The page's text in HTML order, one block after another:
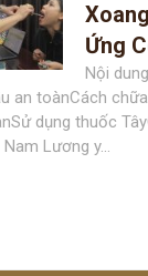
Ứng
Nội
an toànCách
dụng thuốc
Lương y...